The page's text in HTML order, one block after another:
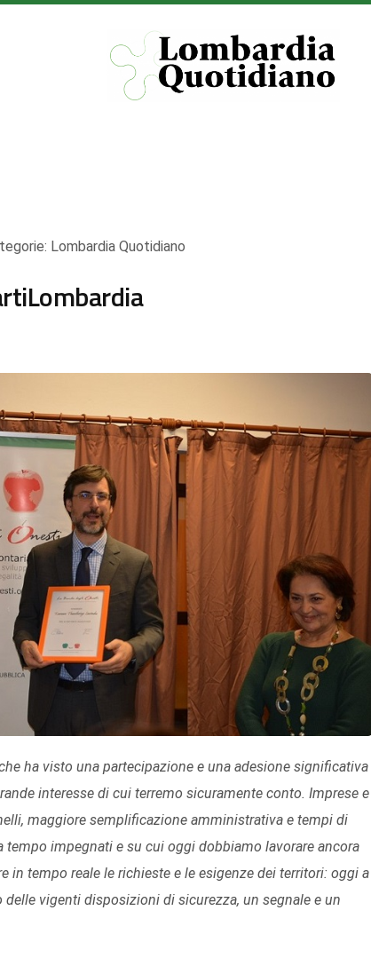
Lombardia Quotidiano
ha visto una partecipazione e una adesione significativa
interesse di cui terremo sicuramente conto. Imprese e
maggiore semplificazione amministrativa e tempi di
impegnati e su cui oggi dobbiamo lavorare ancora
in tempo reale le richieste e le esigenze dei territori: oggi a
vigenti disposizioni di sicurezza, un segnale e un